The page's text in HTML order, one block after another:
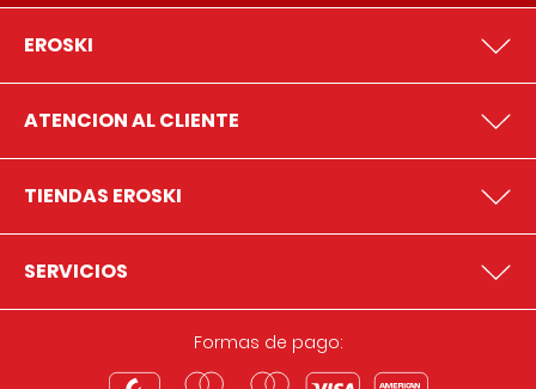
EROSKI
ATENCION AL CLIENTE
TIENDAS EROSKI
SERVICIOS
Formas de pago: